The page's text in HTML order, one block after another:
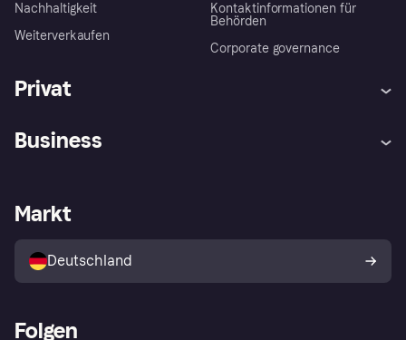
Nachhaltigkeit
Weiterverkaufen
Kontaktinformationen für
Behörden
Corporate governance
Privat
Klarna App
Shops entdecken
Käuferschutzrichtlinie
Dein Widerrufsrecht
Business
Händlerportal
Markt
Deutschland
Folgen